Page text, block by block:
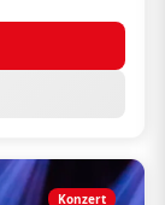
Konzert